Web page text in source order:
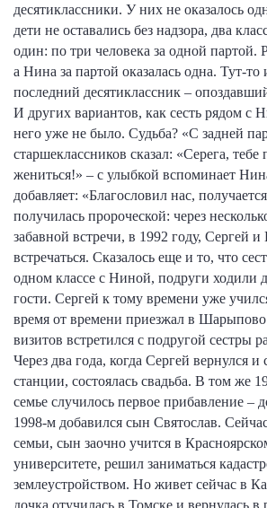
десятиклассники. У них не оказалось
дети не оставались без надзора, два
один: по три человека за одной партой.
а Нина за партой оказалась одна. Тут-то
последний десятиклассник –
И других вариантов, как сесть рядом с
него уже не было. Судьба? «С задней
старшеклассников сказал: «Серега, тебе
жениться!» – с улыбкой вспоминает
добавляет: «Благословил нас,
получилась пророческой: через
забавной встречи, в 1992 году, Сергей
встречаться. Сказалось еще и то, что
одном классе с Ниной, подруги ходили
гости. Сергей к тому времени уже
время от времени приезжал в
визитов встретился с подругой сестры
Через два года, когда Сергей вернулся и
станции, состоялась свадьба. В том же
семье случилось первое прибавление –
1998-м добавился сын Святослав.
семьи, сын заочно учится в
университете, решил заниматься
землеустройством. Но живет сейчас в
дочка отучилась в Томске и вернулась